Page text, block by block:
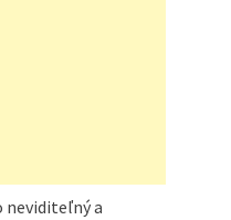
neviditeľný a